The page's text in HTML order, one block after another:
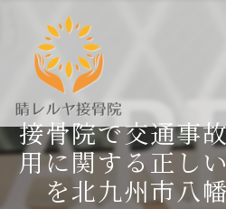
接骨院で交通事
用に関する正し
を北九州市八